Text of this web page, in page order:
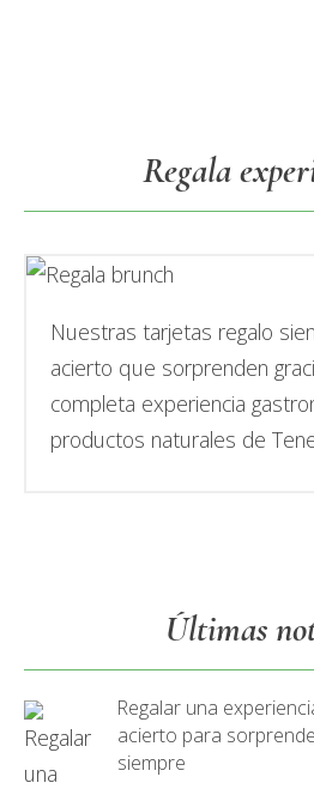
Sidebar
Regala
Nuestras tarjetas regalo
acierto que sorprenden
completa experiencia
productos naturales de
Últimas
Regalar una
acierto para
siempre